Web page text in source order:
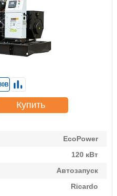
EcoPower
120 кВт
Автозапуск
Ricardo
Купить